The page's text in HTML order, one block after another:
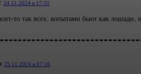
24.11.2024 в 17:31
то так всех: копытами бьют как лошади,
25.11.2024 в 07:16